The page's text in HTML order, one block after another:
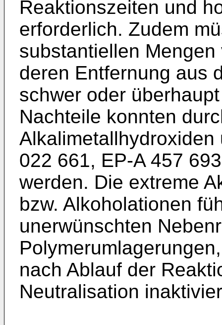
Reaktionszeiten und
erforderlich. Zudem
substantiellen
deren Entfernung aus
schwer oder
Nachteile konnten
022 661, EP-A 457
werden. Die extreme
bzw. Alkoholationen
unerwünschten
nach Ablauf der
Neutralisation